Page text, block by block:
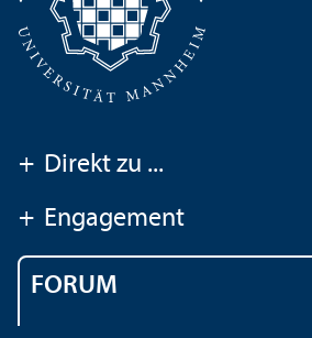
+ Direkt zu ...
+ Engagement
FORUM